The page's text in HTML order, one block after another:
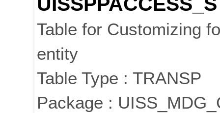
Table for Customizing
entity
Table Type : TRANSP
Package :